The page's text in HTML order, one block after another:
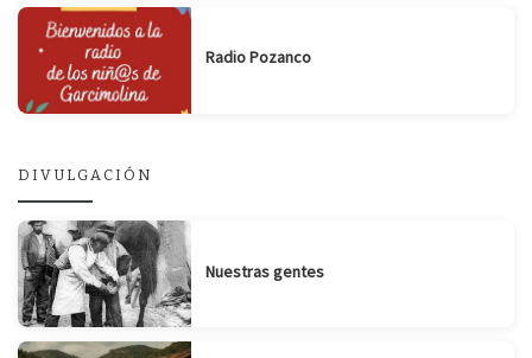
Radio Pozanco
DIVULGACIÓN
Nuestras gentes